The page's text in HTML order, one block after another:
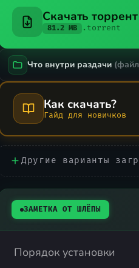
Скачать торрент
81.2 MB .torrent
Что внутри раздачи
Как скачать?
Гайд для новичков
Другие варианты
ЗАМЕТКА ОТ ШЛЁПЫ
Порядок установки